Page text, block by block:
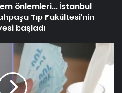
önlemleri... İstanbul
Tıp Fakültesi'nin
başladı